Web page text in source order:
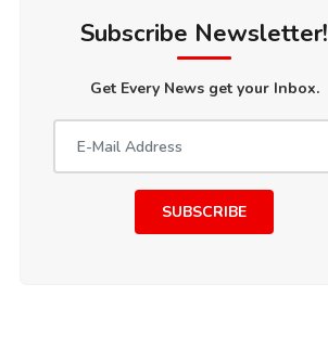
Subscribe Newsletter!
Get Every News get your Inbox.
SUBSCRIBE